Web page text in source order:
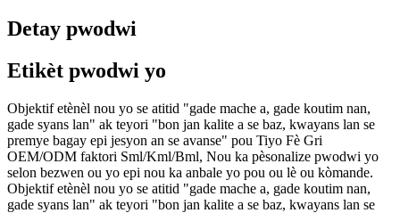
Detay pwodwi
Etikèt pwodwi yo
Objektif etènèl nou yo se atitid "gade mache a, gade koutim nan,
gade syans lan" ak teyori "bon jan kalite a se baz, kwayans lan se
premye bagay epi jesyon an se avanse" pou Tiyo Fè Gri
OEM/ODM faktori Sml/Kml/Bml, Nou ka pèsonalize pwodwi yo
selon bezwen ou yo epi nou ka anbale yo pou ou lè ou kòmande.
Objektif etènèl nou yo se atitid "gade mache a, gade koutim nan,
gade syans lan" ak teyori "bon jan kalite a se baz, kwayans lan se